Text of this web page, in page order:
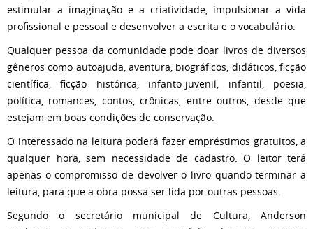
estimular a imaginação e a criatividade, impulsionar a vida
profissional e pessoal e desenvolver a escrita e o vocabulário.
Qualquer pessoa da comunidade pode doar livros de diversos
gêneros como autoajuda, aventura, biográficos, didáticos, ficção
científica, ficção histórica, infanto-juvenil, infantil, poesia,
política, romances, contos, crônicas, entre outros, desde que
estejam em boas condições de conservação.
O interessado na leitura poderá fazer empréstimos gratuitos, a
qualquer hora, sem necessidade de cadastro. O leitor terá
apenas o compromisso de devolver o livro quando terminar a
leitura, para que a obra possa ser lida por outras pessoas.
Segundo o secretário municipal de Cultura, Anderson